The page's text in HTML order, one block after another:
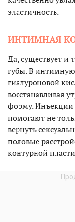
эластичность.
ИНТИМНАЯ
Да, существует и
губы. В
гиалуроновой
восстанавливая
форму. Инъекции
помогают не
вернуть
половые
контурной